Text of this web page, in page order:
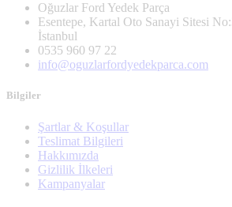
Oğuzlar Ford Yedek Parça
Esentepe, Kartal Oto Sanayi Sitesi
İstanbul
0535 960 97 22
info@oguzlarfordyedekparca.com
Bilgiler
Şartlar & Koşullar
Teslimat Bilgileri
Hakkımızda
Gizlilik İlkeleri
Kampanyalar